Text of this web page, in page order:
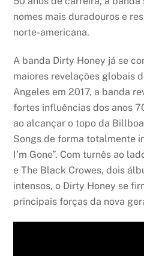
nomes mais duradouros e
norte-americana.
A banda Dirty Honey já se
maiores revelações globais
Angeles em 2017, a banda
fortes influências dos anos
ao alcançar o topo da
Songs de forma totalmente
I’m Gone”. Com turnês ao
e The Black Crowes, dois
intensos, o Dirty Honey se
principais forças da nova